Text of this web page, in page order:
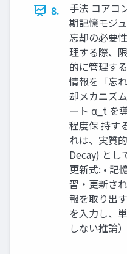
8.
手法 コアコ
期記憶モジ
忘却の必要
理する際、
的に管理す
情報を「忘
却メカニズ
ート α_t を
程度保 持す
れは、実質
Decay) とし
更新式: • 記
習・更新さ
報を取り出
を入力し、
しない推論